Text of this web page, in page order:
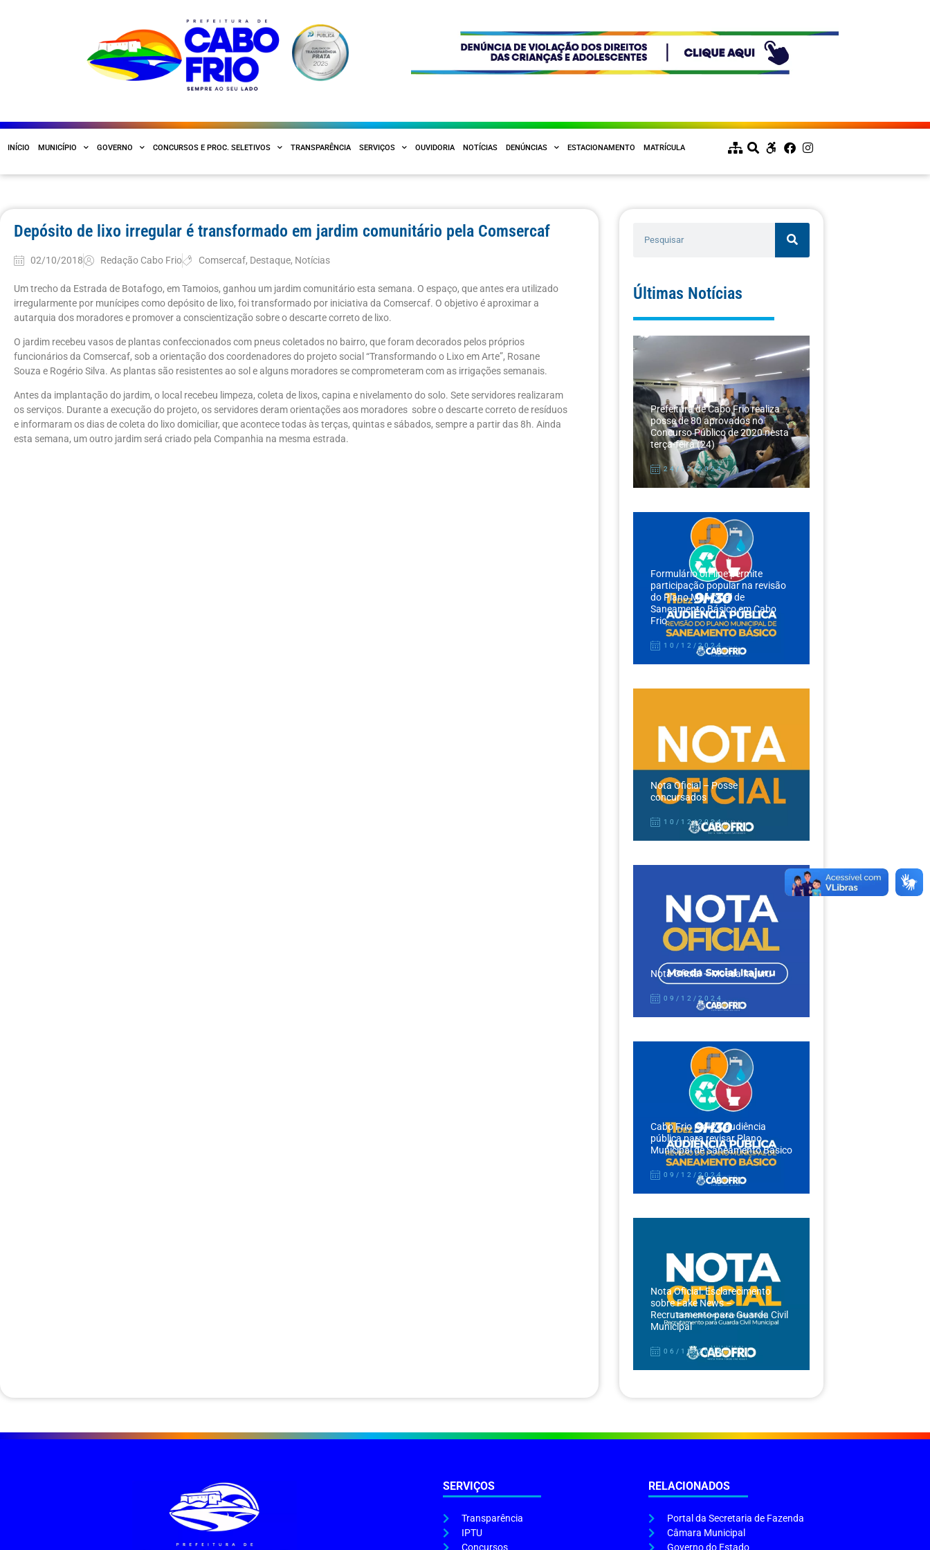
INÍCIO MUNICÍPIO GOVERNO CONCURSOS E PROC. SELETIVOS TRANSPARÊNCIA SERVIÇOS OUVIDORIA NOTÍCIAS DENÚNCIAS ESTACIONAMENTO MATRÍCULA
Depósito de lixo irregular é transformado em jardim comunitário pela Comsercaf
02/10/2018 Redação Cabo Frio Comsercaf, Destaque, Notícias
Um trecho da Estrada de Botafogo, em Tamoios, ganhou um jardim comunitário esta semana. O espaço, que antes era utilizado
irregularmente por munícipes como depósito de lixo, foi transformado por iniciativa da Comsercaf. O objetivo é aproximar a
autarquia dos moradores e promover a conscientização sobre o descarte correto de lixo.
O jardim recebeu vasos de plantas confeccionados com pneus coletados no bairro, que foram decorados pelos próprios
funcionários da Comsercaf, sob a orientação dos coordenadores do projeto social “Transformando o Lixo em Arte”, Rosane
Souza e Rogério Silva. As plantas são resistentes ao sol e alguns moradores se comprometeram com as irrigações semanais.
Antes da implantação do jardim, o local recebeu limpeza, coleta de lixos, capina e nivelamento do solo. Sete servidores realizaram
os serviços. Durante a execução do projeto, os servidores deram orientações aos moradores sobre o descarte correto de resíduos
e informaram os dias de coleta do lixo domiciliar, que acontece todas às terças, quintas e sábados, sempre a partir das 8h. Ainda
esta semana, um outro jardim será criado pela Companhia na mesma estrada.
Últimas Notícias
Prefeitura de Cabo Frio realiza
posse de 80 aprovados no
Concurso Público de 2020 nesta
terça-feira (24)
24/12/2024
Formulário on-line permite
participação popular na revisão
do Plano Municipal de
Saneamento Básico em Cabo
Frio
10/12/2024
Nota Oficial – Posse
concursados
10/12/2024
Nota Oficial – Moeda Itajuru
09/12/2024
Cabo Frio realiza audiência
pública para revisar Plano
Municipal de Saneamento Básico
09/12/2024
Nota Oficial: Esclarecimento
sobre Fake News –
Recrutamento para Guarda Civil
Municipal
06/12/2024
SERVIÇOS
Transparência
IPTU
Concursos
RELACIONADOS
Portal da Secretaria de Fazenda
Câmara Municipal
Governo do Estado